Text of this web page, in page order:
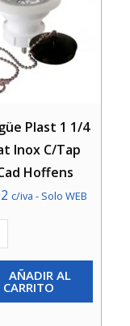
Plast 1 1/4
Inox C/Tap
Hoffens
c/iva - Solo WEB
AÑADIR AL
CARRITO